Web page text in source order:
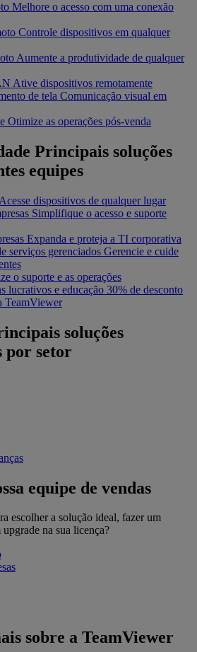
Melhore o acesso com uma conexão
Controle dispositivos em qualquer
Aumente a produtividade de qualquer
Ative dispositivos remotamente
de tela Comunicação visual em
Otimize as operações pós-venda
Principais soluções
equipes
Acesse dispositivos de qualquer lugar
Simplifique o acesso e suporte
Expanda e proteja a TI corporativa
serviços gerenciados Gerencie e cuide
o suporte e as operações
lucrativos e educação 30% de desconto
TeamViewer
soluções
por setor
equipe de vendas
escolher a solução ideal, fazer um
na sua licença?
sobre a TeamViewer